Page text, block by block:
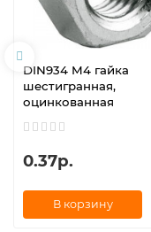
DIN934 M4 гайка
шестигранная,
оцинкованная
0.37р.
В корзину